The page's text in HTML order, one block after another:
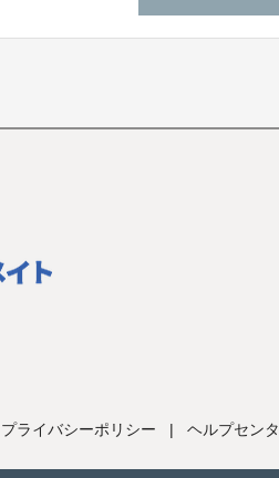
プライバシーポリシー | ヘルプセン